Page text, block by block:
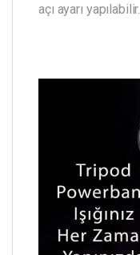
açı ayarı yapılabilir.